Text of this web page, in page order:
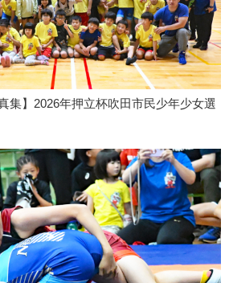
集】2026年押立杯吹田市民少年少女選